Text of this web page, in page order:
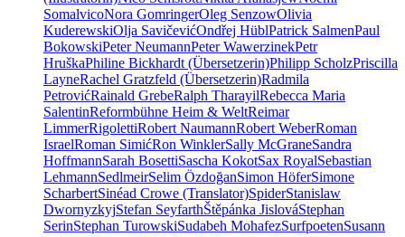
SomalvicoNora GomringerOleg SenzowOlivia
KuderewskiOlja SavičevićOndřej HüblPatrick SalmenPaul
BokowskiPeter NeumannPeter WawerzinekPetr
HruškaPhiline Bickhardt (Übersetzerin)Philipp ScholzPriscilla
LayneRachel Gratzfeld (Übersetzerin)Radmila
PetrovićRainald GrebeRalph TharayilRebecca Maria
SalentinReformbühne Heim & WeltReimar
LimmerRigolettiRobert NaumannRobert WeberRoman
IsraelRoman SimićRon WinklerSally McGraneSandra
HoffmannSarah BosettiSascha KokotSax RoyalSebastian
LehmannSedlmeirSelim ÖzdoğanSimon HöferSimone
ScharbertSinéad Crowe (Translator)SpiderStanislaw
DwornyzkyjStefan SeyfarthŠtěpánka JislováStephan
SerinStephan TurowskiSudabeh MohafezSurfpoetenSusann